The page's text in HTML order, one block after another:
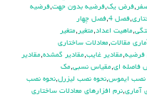
,فرض يك,فرضيه بدون جهت,فرضيه
,فصل 4 ,فصل چهار
,ماهيت اعداد,متغير ,متغير
مقالات,معادلات ساختاری
فرضيه,مقادير غايب,مقادير گمشده,مقادير
فاصله اي,مقياس نسبي,مك
نصب ايموس,نحوه نصب ليزرل,نحوه نصب
آماري,نرم افزارهای معادلات ساختاری